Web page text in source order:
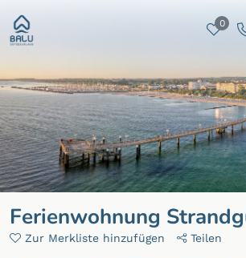
0
Ferienwohnung
Zur Merkliste hinzufügen Teilen